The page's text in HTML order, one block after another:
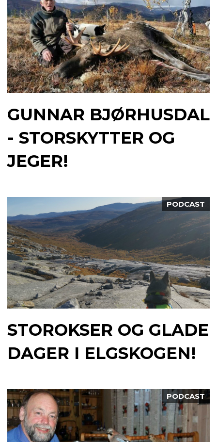
GUNNAR BJØRHUSDAL
- STORSKYTTER OG
JEGER!
PODCAST
STOROKSER OG GLADE
DAGER I ELGSKOGEN!
PODCAST